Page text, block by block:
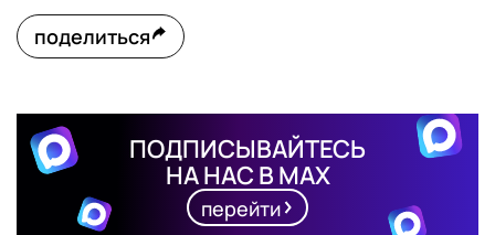
поделиться
ПОДПИСЫВАЙТЕСЬ
НА НАС В MAX
перейти